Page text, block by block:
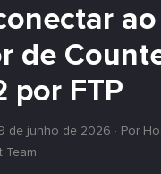
de
por FTP
de junho de 2026 · Por
Team